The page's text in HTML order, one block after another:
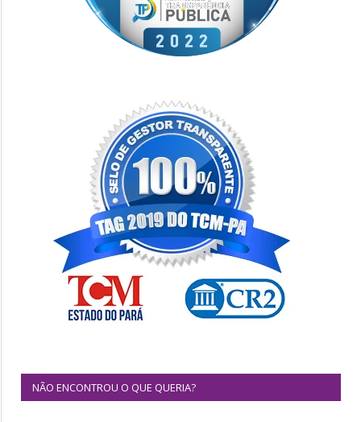
NÃO ENCONTROU O QUE QUERIA?